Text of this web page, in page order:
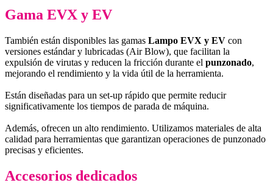
Gama EVX y EV
También están disponibles las gamas Lampo EVX y EV con
versiones estándar y lubricadas (Air Blow), que facilitan la
expulsión de virutas y reducen la fricción durante el punzonado,
mejorando el rendimiento y la vida útil de la herramienta.
Están diseñadas para un set-up rápido que permite reducir
significativamente los tiempos de parada de máquina.
Además, ofrecen un alto rendimiento. Utilizamos materiales de alta
calidad para herramientas que garantizan operaciones de punzonado
precisas y eficientes.
Accesorios dedicados